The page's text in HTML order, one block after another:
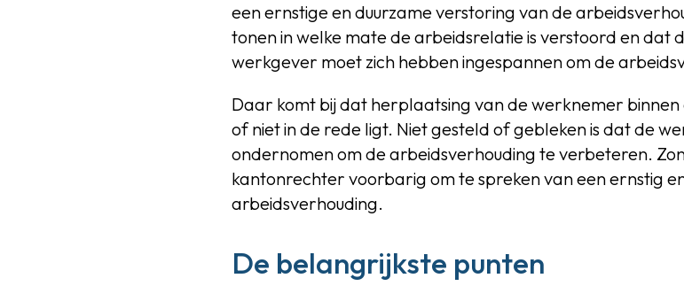
een ernstige en duurzame verstoring van de
tonen in welke mate de arbeidsrelatie is verstoord en dat
werkgever moet zich hebben ingespannen om de
Daar komt bij dat herplaatsing van de werknemer binnen
of niet in de rede ligt. Niet gesteld of gebleken is dat de
ondernomen om de arbeidsverhouding te verbeteren.
kantonrechter voorbarig om te spreken van een ernstig
arbeidsverhouding.
De belangrijkste punten